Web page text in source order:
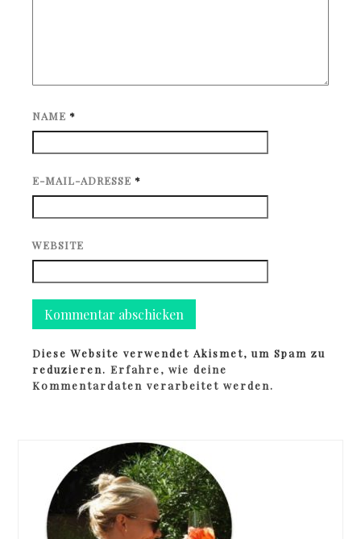
NAME *
E-MAIL-ADRESSE *
WEBSITE
Diese Website verwendet Akismet, um Spam zu
reduzieren.Erfahre, wie deine
Kommentardaten verarbeitet werden.